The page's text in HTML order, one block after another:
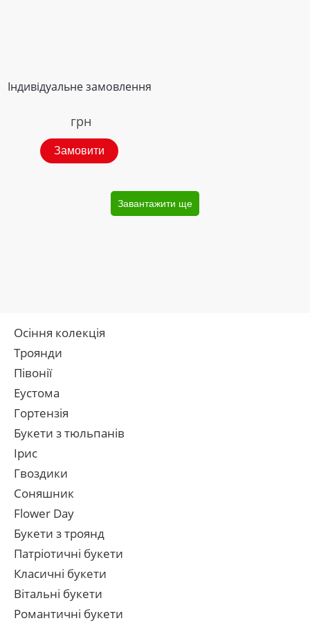
Індивідуальне замовлення
грн
Замовити
Завантажити ще
Осіння колекція
Троянди
Півонії
Еустома
Гортензія
Букети з тюльпанів
Ірис
Гвоздики
Соняшник
Flower Day
Букети з троянд
Патріотичні букети
Класичні букети
Вітальні букети
Романтичні букети